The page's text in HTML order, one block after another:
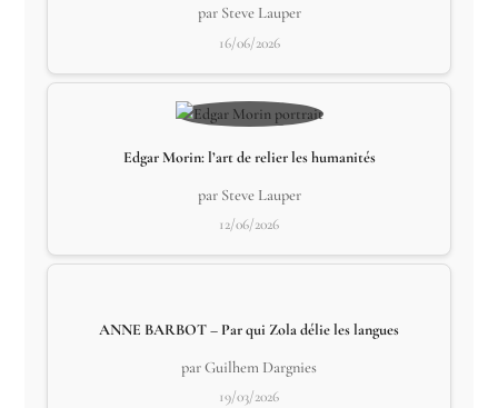
par Steve Lauper
16/06/2026
Edgar Morin: l’art de relier les humanités
par Steve Lauper
12/06/2026
ANNE BARBOT – Par qui Zola délie les langues
par Guilhem Dargnies
19/03/2026